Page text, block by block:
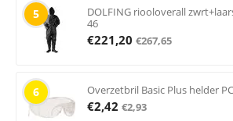
5
DOLFING riooloverall
46
€221,20 €267,65
6 Overzetbril Basic Plus helder PC
€2,42 €2,93